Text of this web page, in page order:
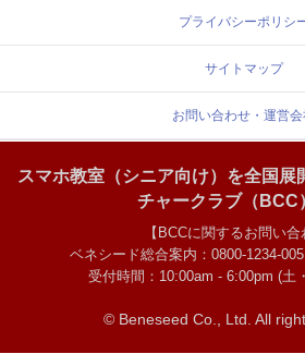
プライバシーポリシ
サイトマップ
お問い合わせ・運営会
スマホ教室（シニア向け）を全国展
チャークラブ（BCC
【BCCに関するお問い合
ベネシード総合案内：0800-1234-
受付時間：10:00am - 6:00pm (土
© Beneseed Co., Ltd. All